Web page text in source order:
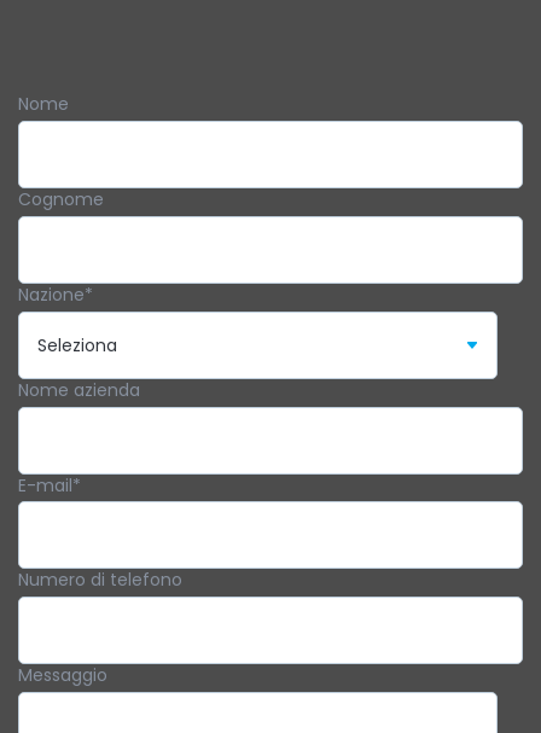
Nome
Cognome
Nazione*
Nome azienda
E-mail*
Numero di telefono
Messaggio